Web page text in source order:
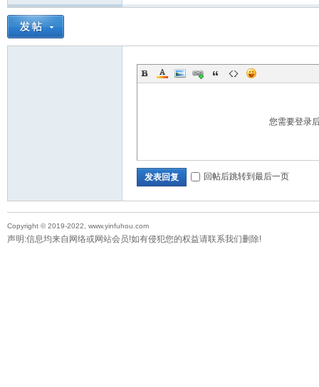
您需要登录
发表回复 回帖后跳转到最后一页
Copyright © 2019-2022, www.yinfuhou.com
声明:信息均来自网络或网站会员!如有侵犯您的权益请联系我们删除!